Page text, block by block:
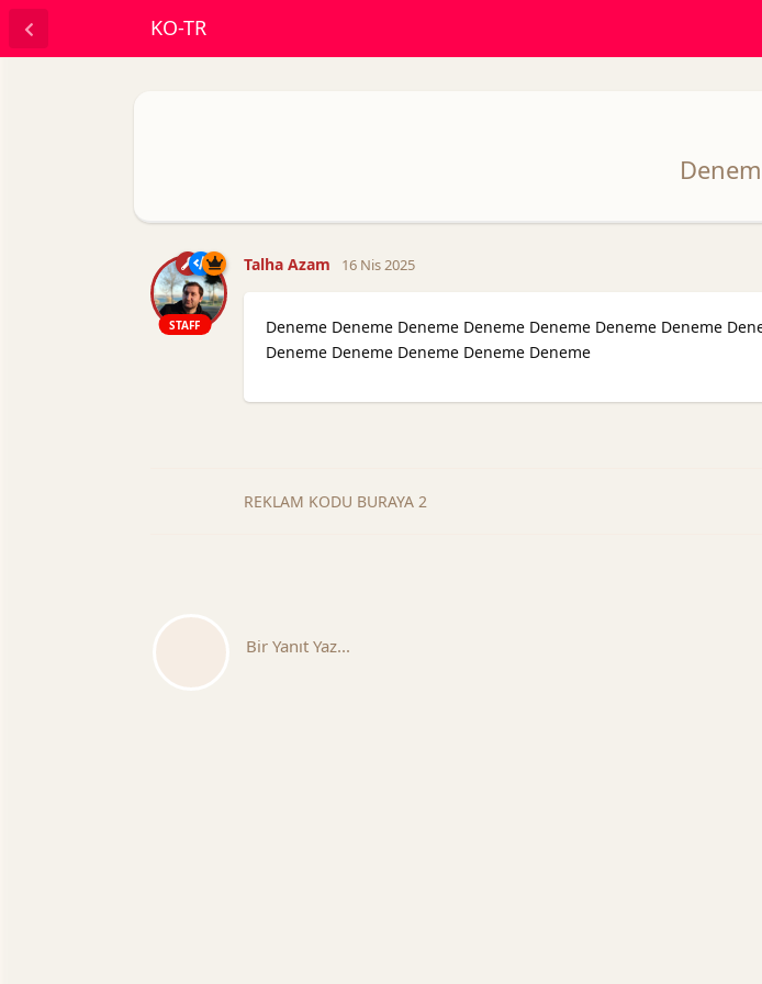
KO-TR
Talha Azam
STAFF
16 Nis 2025
Deneme Deneme Deneme Deneme Deneme Deneme Deneme
Deneme Deneme Deneme Deneme Deneme
REKLAM KODU BURAYA 2
Bir Yanıt Yaz...